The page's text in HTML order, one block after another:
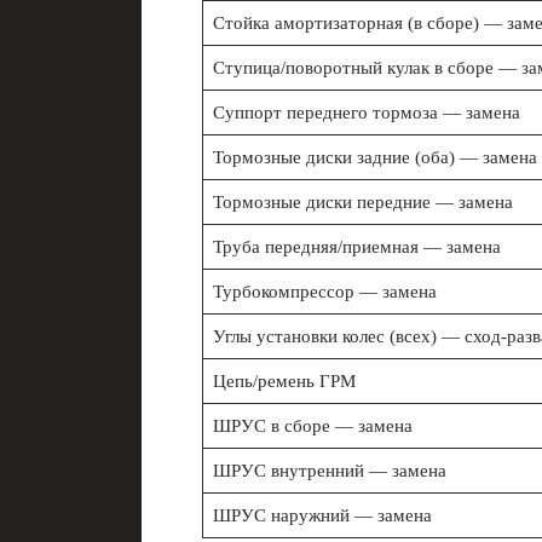
Стойка амортизаторная (в сборе) —
Ступица/поворотный кулак в сборе —
Суппорт переднего тормоза — замена
Тормозные диски задние (оба) — замена
Тормозные диски передние — замена
Труба передняя/приемная — замена
Турбокомпрессор — замена
Углы установки колес (всех) — сход-
Цепь/ремень ГРМ
ШРУС в сборе — замена
ШРУС внутренний — замена
ШРУС наружний — замена